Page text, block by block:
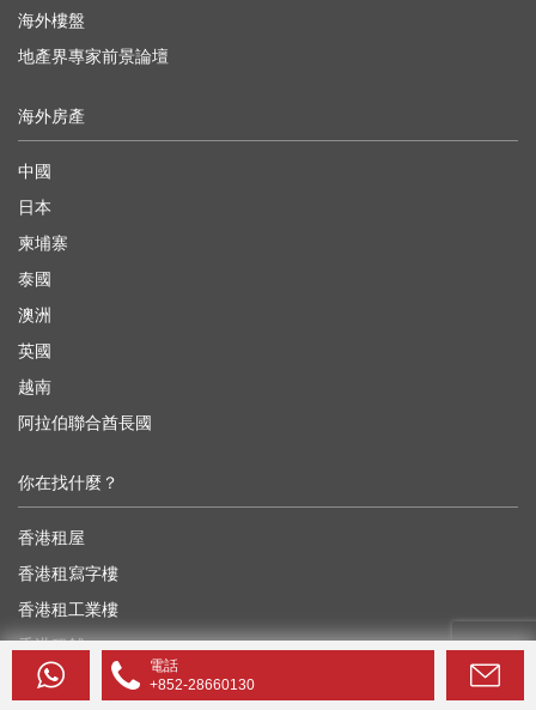
電話
+852-28660130
海外樓盤
地產界專家前景論壇
海外房產
中國
日本
柬埔寨
泰國
澳洲
英國
越南
阿拉伯聯合酋長國
你在找什麼？
香港租屋
香港租寫字樓
香港租工業樓
香港租舖
香港租車位